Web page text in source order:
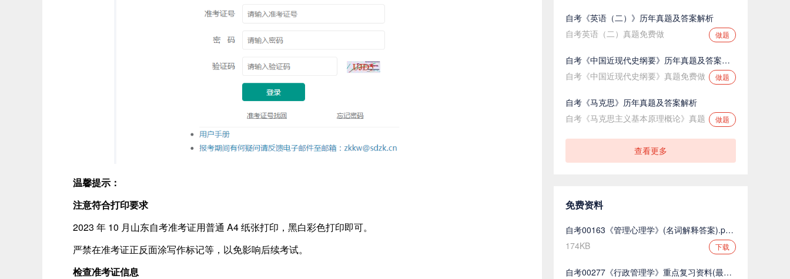
温馨提示：
注意符合打印要求
2023 年 10 月山东自考准考证用普通 A4 纸张打印，黑白彩色打印即可。
严禁在准考证正反面涂写作标记等，以免影响后续考试。
检查准考证信息
自考《英语（二）》历年真题及答案解析
自考英语（二）真题免费做
做题
自考《中国近现代史纲要》历年真题及答案解析
自考《中国近现代史纲要》真题免费做
做题
自考《马克思》历年真题及答案解析
自考《马克思主义基本原理概论》真题
做题
查看更多
免费资料
自考00163《管理心理学》(名词解释答案).pdf.pdf
174KB
下载
自考00277《行政管理学》重点复习资料(最新整理).pdf.pdf